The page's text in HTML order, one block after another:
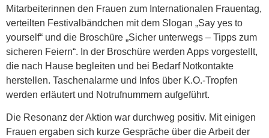
Mitarbeiterinnen den Frauen zum Internationalen Frauentag,
verteilten Festivalbändchen mit dem Slogan „Say yes to
yourself“ und die Broschüre „Sicher unterwegs – Tipps zum
sicheren Feiern“. In der Broschüre werden Apps vorgestellt,
die nach Hause begleiten und bei Bedarf Notkontakte
herstellen. Taschenalarme und Infos über K.O.-Tropfen
werden erläutert und Notrufnummern aufgeführt.
Die Resonanz der Aktion war durchweg positiv. Mit einigen
Frauen ergaben sich kurze Gespräche über die Arbeit der